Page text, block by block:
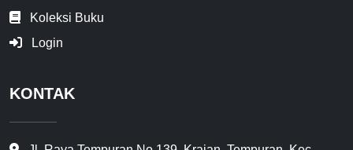
Koleksi Buku
Login
KONTAK